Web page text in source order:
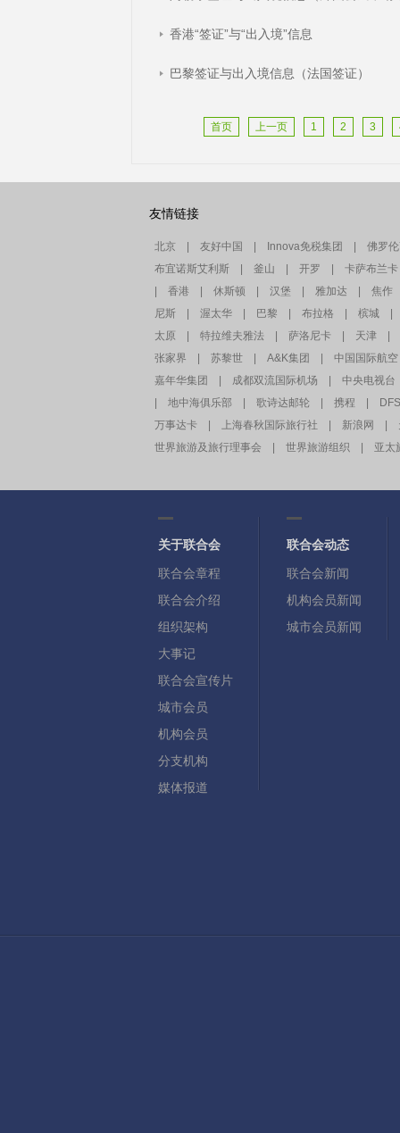
香港“签证”与“出入境”信息
巴黎签证与出入境信息（法国签证）
首页 上一页 1 2 3
友情链接
北京 友好中国 Innova免税集团
佛罗
布宜诺斯艾利斯
釜山 开罗
卡萨布兰卡
香港 休斯顿 汉堡 雅加达
焦作
尼斯
渥太华 巴黎 布拉格 槟城
太原
特拉维夫雅法 萨洛尼卡 天津
张家界
苏黎世 A&K集团
中国国际航空
嘉年华集团
成都双流国际机场
中央电视台
地中海俱乐部 歌诗达邮轮 携程
万事达卡
上海春秋国际旅行社 新浪网
世界旅游及旅行理事会
世界旅游组织 亚太
关于联合会
联合会章程
联合会介绍
组织架构
大事记
联合会宣传片
城市会员
机构会员
分支机构
媒体报道
联合会动态
联合会新闻
机构会员新闻
城市会员新闻